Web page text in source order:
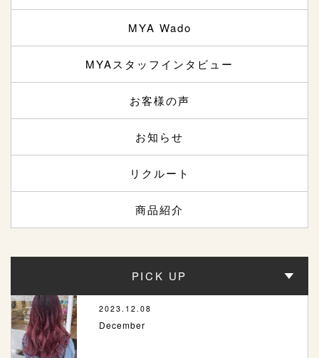
MYA Wado
MYAスタッフインタビュー
お客様の声
お知らせ
リクルート
商品紹介
PICK UP
2023.12.08
December